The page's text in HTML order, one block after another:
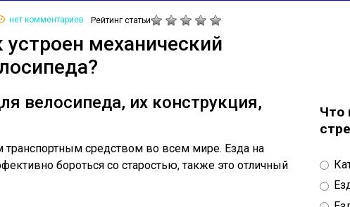
нет комментариев Рейтинг статьи
механический
велосипеда, их конструкция,
транспортным средством во всем мире. Езда на
бороться со старостью, также это отличный
Что